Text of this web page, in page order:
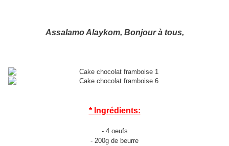
Assalamo Alaykom, Bonjour à tous,
* Ingrédients:
- 4 oeufs
- 200g de beurre